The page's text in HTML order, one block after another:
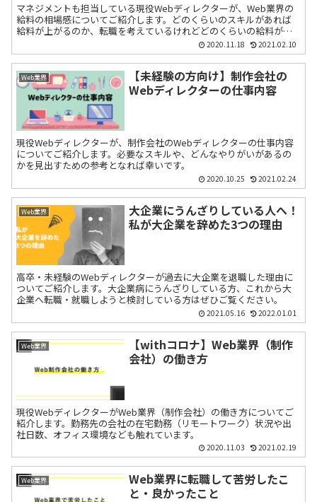
マネジメントも担当している現役Webディレクターが、Web業界の
給料の相場感についてご紹介します。どのくらいのスキルがあれば
給料が上がるのか、転職を考えているけれどどのくらいの給料がも
らえるのか気になる方の参考になれば幸いです。2020.11.18 2021.02.10
Web業界
【未経験の方向け】制作会社の
Webディレクターの仕事内容
現役Webディレクターが、制作会社のWebディレクターの仕事内容
についてご紹介します。必要なスキルや、どんなやりがいがあるの
かを見出すための参考となれば幸いです。
2020.10.25 2021.02.24
Web業界
大企業にうんざりしている人へ！
私が大企業を辞めた3つの理由
高卒・未経験のWebディレクターが過去に大企業を退職した理由に
ついてご紹介します。大企業病にうんざりしている方、これから大
企業へ転職・就職しようと検討している方はぜひご覧ください。
2021.05.16 2022.01.01
Web業界
【withコロナ】Web業界（制作
会社）の働き方
現役WebディレクターがWeb業界（制作会社）の働き方についてご
紹介します。勤務先の会社の在宅勤務（リモートワーク）状況や出
社日数、オフィス環境なども触れています。
2020.11.03 2021.02.19
Web業界
Web業界に転職して苦労したこ
と・良かったこと